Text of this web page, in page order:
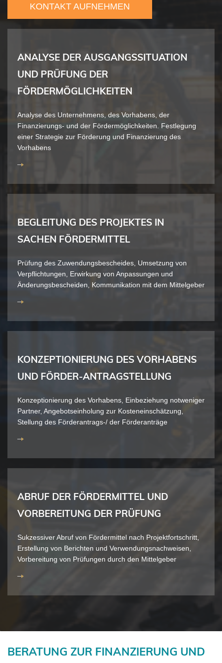
KONTAKT AUFNEHMEN
ANALYSE DER AUSGANGSSITUATION
UND PRÜFUNG DER
FÖRDERMÖGLICHKEITEN
Analyse des Unternehmens, des Vorhabens, der
Finanzierungs- und der Fördermöglichkeiten. Festlegung
einer Strategie zur Förderung und Finanzierung des
Vorhabens
BEGLEITUNG DES PROJEKTES IN
SACHEN FÖRDERMITTEL
Prüfung des Zuwendungsbescheides, Umsetzung von
Verpflichtungen, Erwirkung von Anpassungen und
Änderungsbescheiden, Kommunikation mit dem Mittelgeber
KONZEPTIONIERUNG DES VORHABENS
UND FÖRDER-ANTRAGSTELLUNG
Konzeptionierung des Vorhabens, Einbeziehung notweniger
Partner, Angebotseinholung zur Kosteneinschätzung,
Stellung des Förderantrags-/ der Förderanträge
ABRUF DER FÖRDERMITTEL UND
VORBEREITUNG DER PRÜFUNG
Sukzessiver Abruf von Fördermittel nach Projektfortschritt,
Erstellung von Berichten und Verwendungsnachweisen,
Vorbereitung von Prüfungen durch den Mittelgeber
​BERATUNG ZUR FINANZIERUNG UND